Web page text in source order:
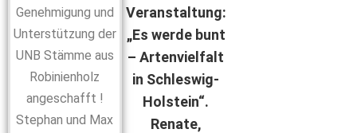
Genehmigung und
Unterstützung der
UNB Stämme aus
Robinienholz
angeschafft !
Stephan und Max
Veranstaltung:
„Es werde bunt
– Artenvielfalt
in Schleswig-
Holstein“.
Renate,